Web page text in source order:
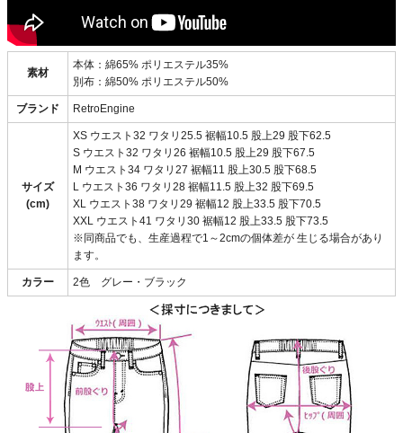
素材
本体：綿65% ポリエステル35%
別布：綿50% ポリエステル50%
ブランド RetroEngine
サイズ
(cm)
XS ウエスト32 ワタリ25.5 裾幅10.5 股上29 股下62.5
S ウエスト32 ワタリ26 裾幅10.5 股上29 股下67.5
M ウエスト34 ワタリ27 裾幅11 股上30.5 股下68.5
L ウエスト36 ワタリ28 裾幅11.5 股上32 股下69.5
XL ウエスト38 ワタリ29 裾幅12 股上33.5 股下70.5
XXL ウエスト41 ワタリ30 裾幅12 股上33.5 股下73.5
※同商品でも、生産過程で1～2cmの個体差が 生じる場合があり
ます。
カラー 2色 グレー・ブラック